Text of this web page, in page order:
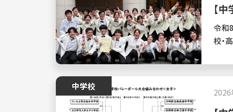
【
Bの
令和
校・高
得す
中学校